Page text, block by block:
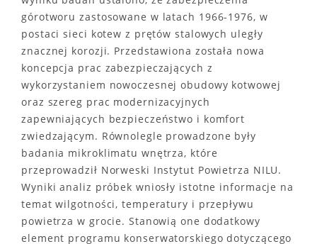
górotworu zastosowane w latach 1966-1976, w
postaci sieci kotew z prętów stalowych uległy
znacznej korozji. Przedstawiona została nowa
koncepcja prac zabezpieczających z
wykorzystaniem nowoczesnej obudowy kotwowej
oraz szereg prac modernizacyjnych
zapewniających bezpieczeństwo i komfort
zwiedzającym. Równolegle prowadzone były
badania mikroklimatu wnętrza, które
przeprowadził Norweski Instytut Powietrza NILU.
Wyniki analiz próbek wniosły istotne informacje na
temat wilgotności, temperatury i przepływu
powietrza w grocie. Stanowią one dodatkowy
element programu konserwatorskiego dotyczącego